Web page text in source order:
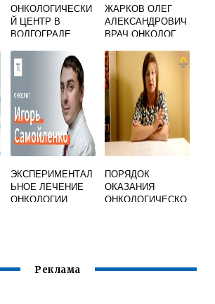
ОНКОЛОГИЧЕСКИ
Й ЦЕНТР В
ВОЛГОГРАДЕ
ЖАРКОВ ОЛЕГ
АЛЕКСАНДРОВИЧ
ВРАЧ ОНКОЛОГ
ЭКСПЕРИМЕНТАЛ
ЬНОЕ ЛЕЧЕНИЕ
ОНКОЛОГИИ
ПОРЯДОК
ОКАЗАНИЯ
ОНКОЛОГИЧЕСКО
Реклама